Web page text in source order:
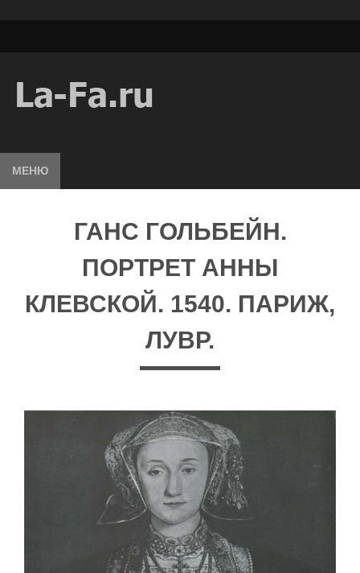
МЕНЮ
ГАНС ГОЛЬБЕЙН.
ПОРТРЕТ АННЫ
КЛЕВСКОЙ. 1540. ПАРИЖ,
ЛУВР.